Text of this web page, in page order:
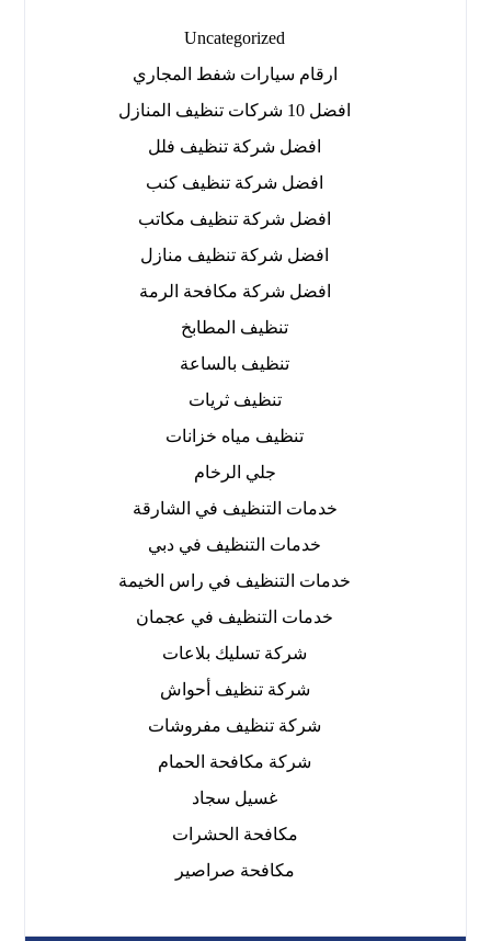
Uncategorized
ارقام سيارات شفط المجاري
افضل 10 شركات تنظيف المنازل
افضل شركة تنظيف فلل
افضل شركة تنظيف كنب
افضل شركة تنظيف مكاتب
افضل شركة تنظيف منازل
افضل شركة مكافحة الرمة
تنظيف المطابخ
تنظيف بالساعة
تنظيف ثريات
تنظيف مياه خزانات
جلي الرخام
خدمات التنظيف في الشارقة
خدمات التنظيف في دبي
خدمات التنظيف في راس الخيمة
خدمات التنظيف في عجمان
شركة تسليك بلاعات
شركة تنظيف أحواش
شركة تنظيف مفروشات
شركة مكافحة الحمام
غسيل سجاد
مكافحة الحشرات
مكافحة صراصير